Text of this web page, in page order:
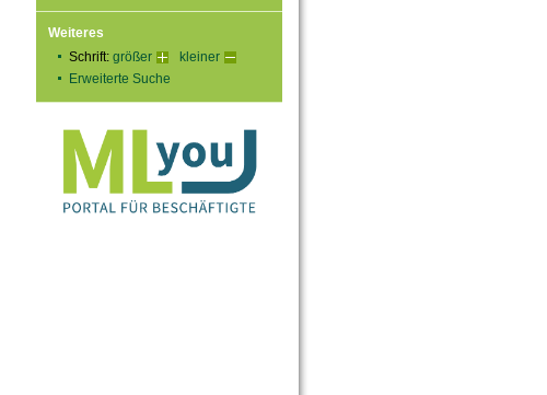
Weiteres
Schrift: größer
kleiner
Erweiterte Suche